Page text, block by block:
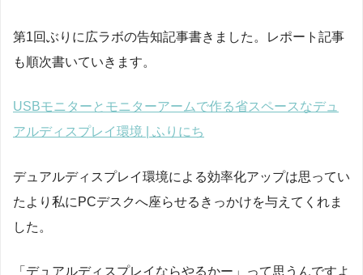
第1回ぶりに広ラボの告知記事書きました。レポート記事
も順次書いていきます。
USBモニターとモニターアームで作る省スペースなデュ
アルディスプレイ環境 | ふりにち
デュアルディスプレイ環境による効率化アップは思ってい
たより私にPCデスクへ座らせるきっかけを与えてくれま
した。
「デュアルディスプレイならやるかー」って思うんですよ